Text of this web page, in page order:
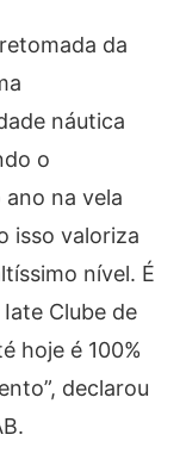
da
náutica
o
na vela
isso valoriza
nível. É
Clube de
hoje é 100%
declarou